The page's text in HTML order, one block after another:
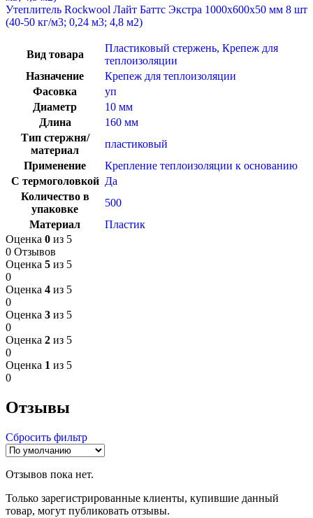
Утеплитель Rockwool Лайт Баттс Экстра 1000х600х50 мм 8 шт
(40-50 кг/м3; 0,24 м3; 4,8 м2)
Вид товара
Пластиковый стержень, Крепеж для
теплоизоляции
Назначение
Крепеж для теплоизоляции
Фасовка
уп
Диаметр
10 мм
Длина
160 мм
Тип стержня/
материал
пластиковый
Применение
Крепление теплоизоляции к основанию
С термоголовкой Да
Количество в
упаковке
500
Материал
Пластик
Оценка 0 из 5
0 Отзывов
Оценка 5 из 5
0
Оценка 4 из 5
0
Оценка 3 из 5
0
Оценка 2 из 5
0
Оценка 1 из 5
0
Отзывы
Сбросить фильтр
Отзывов пока нет.
Только зарегистрированные клиенты, купившие данный
товар, могут публиковать отзывы.